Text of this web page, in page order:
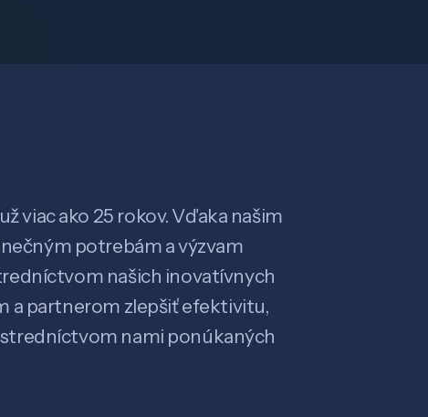
viac ako 25 rokov. Vďaka našim
potrebám a výzvam
našich inovatívnych
a partnerom zlepšiť efektivitu,
nami ponúkaných